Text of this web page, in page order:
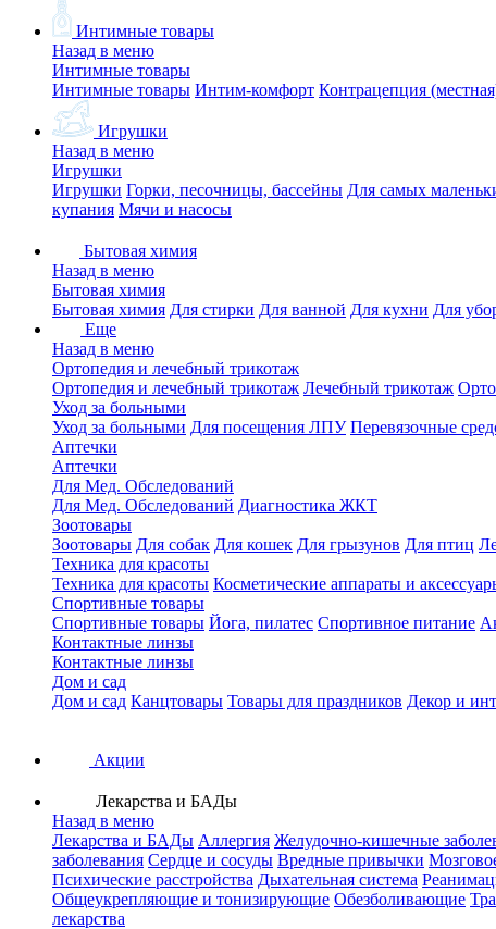
Интимные товары
Назад в меню
Интимные товары
Интимные товары Интим-комфорт Контрацепция
Игрушки
Назад в меню
Игрушки
Игрушки Горки, песочницы, бассейны Для самых
купания Мячи и насосы
Бытовая химия
Назад в меню
Бытовая химия
Бытовая химия Для стирки Для ванной Для кухни Для
Еще
Назад в меню
Ортопедия и лечебный трикотаж
Ортопедия и лечебный трикотаж Лечебный трикотаж
Уход за больными
Уход за больными Для посещения ЛПУ Перевязочные
Аптечки
Аптечки
Для Мед. Обследований
Для Мед. Обследований Диагностика ЖКТ
Зоотовары
Зоотовары Для собак Для кошек Для грызунов Для птиц
Техника для красоты
Техника для красоты Косметические аппараты и
Спортивные товары
Спортивные товары Йога, пилатес Спортивное питание
Контактные линзы
Контактные линзы
Дом и сад
Дом и сад Канцтовары Товары для праздников Декор и
Акции
Лекарства и БАДы
Назад в меню
Лекарства и БАДы Аллергия Желудочно-кишечные
заболевания Сердце и сосуды Вредные привычки
Психические расстройства Дыхательная система
Общеукрепляющие и тонизирующие Обезболивающие
лекарства